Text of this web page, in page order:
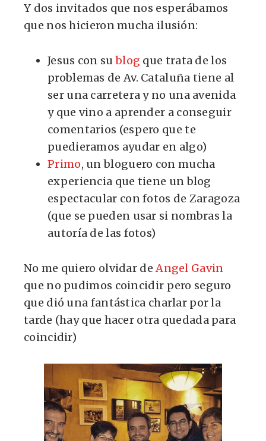
Y dos invitados que nos esperábamos
que nos hicieron mucha ilusión:
Jesus con sublog que trata de los
problemas de Av. Cataluña tiene al
ser una carretera y no una avenida
y que vino a aprender a conseguir
comentarios (espero que te
puedieramos ayudar en algo)
Primo, un bloguero con mucha
experiencia que tiene un blog
espectacular con fotos de Zaragoza
(que se pueden usar si nombras la
autoría de las fotos)
No me quiero olvidar deAngel Gavin
que no pudimos coincidir pero seguro
que dió una fantástica charlar por la
tarde (hay que hacer otra quedada para
coincidir)